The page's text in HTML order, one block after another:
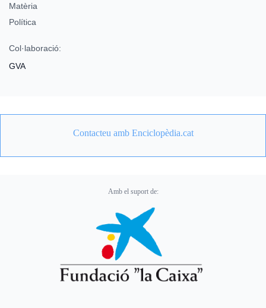
Matèria
Política
Col·laboració:
GVA
Contacteu amb Enciclopèdia.cat
Amb el suport de: